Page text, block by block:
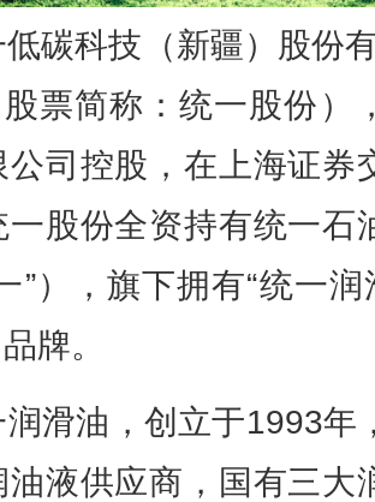
碳科技（新疆）股份
票简称：统一股份）
公司控股，在上海证券
一股份全资持有统一石
”），旗下拥有“统一
牌。
润滑油，创立于1993年
油液供应商，国有三大